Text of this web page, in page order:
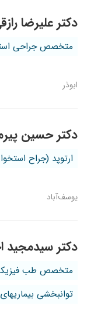
دکتر علیرضا
متخصص جراحی
ابوذر
دکتر حسین
ارتوپد (جراح
یوسف‌آباد
دکتر سیدمجید
متخصص طب فیزیکی
توانبخشی